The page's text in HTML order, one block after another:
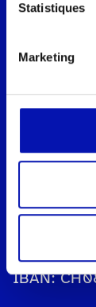
Statistiques
Marketing
Rue de
1004
Tel.:
IBAN: